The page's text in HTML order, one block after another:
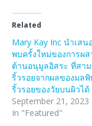
Related
Mary Kay Inc นำเสน
พบครั้งใหม่ของการผ
ต้านอนุมูลอิสระ ที่สา
ริ้วรอยจากผลของมล
ริ้วรอยของวัยบนผิวได้
September 21, 2023
In "Featured"